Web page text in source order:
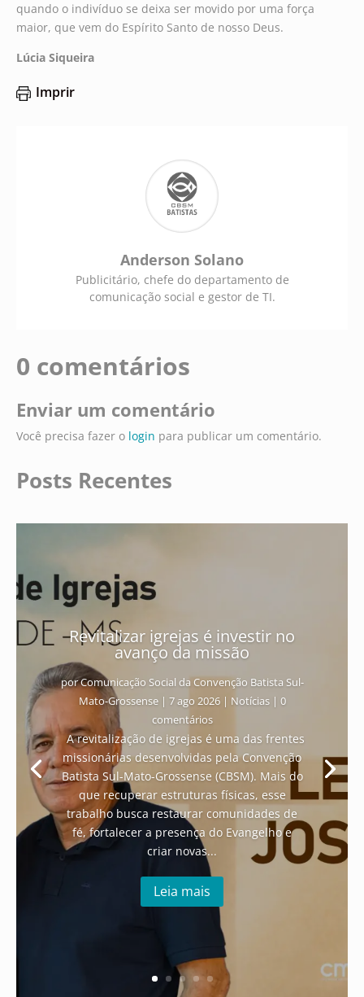
quando o indivíduo se deixa ser movido por uma força
maior, que vem do Espírito Santo de nosso Deus.
Lúcia Siqueira
Imprir
Publicitário, chefe do departamento de
comunicação social e gestor de TI.
Anderson Solano
0 comentários
Enviar um comentário
Você precisa fazer o login para publicar um comentário.
Posts Recentes
Revitalizar igrejas é investir no
avanço da missão
porComunicação Social da Convenção Batista Sul-
Mato-Grossense| 7 ago 2026| Notícias| 0
comentários
A revitalização de igrejas é uma das frentes
missionárias desenvolvidas pela Convenção
Batista Sul-Mato-Grossense (CBSM). Mais do
que recuperar estruturas físicas, esse
trabalho busca restaurar comunidades de
fé, fortalecer a presença do Evangelho e
criar novas...
Leia mais